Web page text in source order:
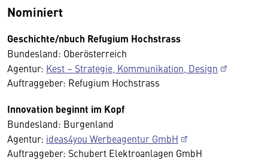
Nominiert
Geschichte/nbuch Refugium Hochstrass
Bundesland: Oberösterreich
Agentur: Kest – Strategie, Kommunikation, Design
Auftraggeber: Refugium Hochstrass
Innovation beginnt im Kopf
Bundesland: Burgenland
Agentur: ideas4you Werbeagentur GmbH
Auftraggeber: Schubert Elektroanlagen GmbH